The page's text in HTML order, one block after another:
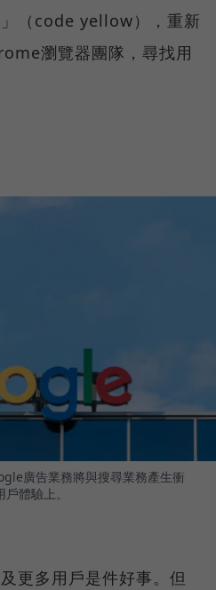
（code yellow），重新
瀏覽器團隊，尋找用
廣告業務將與搜尋業務產生衝
體驗上。
更多用戶是件好事。但